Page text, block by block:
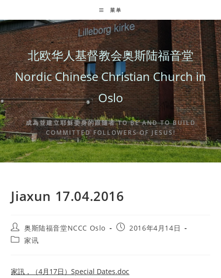
to
content
菜单
北欧华人基督教会奥斯陆福音堂
Nordic Chinese Christian Church in
Oslo
成為並建立耶穌委身的跟隨者 TO BE AND TO BUILD
COMMITTED FOLLOWERS OF JESUS!
Jiaxun 17.04.2016
Post
author:
奥斯陆福音堂NCCC Oslo
Post2016年4月14日
Post家讯
家訊，（4月17日）Special Dates.doc